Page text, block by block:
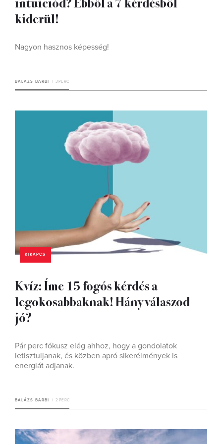
kiderül!
Nagyon hasznos képesség!
BALÁZS BARBI 3 PERC
KIKAPCS
Kvíz: Íme 15 fogós kérdés a
legokosabbaknak! Hány válaszod
jó?
Pár perc fókusz elég ahhoz, hogy a gondolatok
letisztuljanak, és közben apró sikerélmények is
energiát adjanak.
BALÁZS BARBI 2 PERC